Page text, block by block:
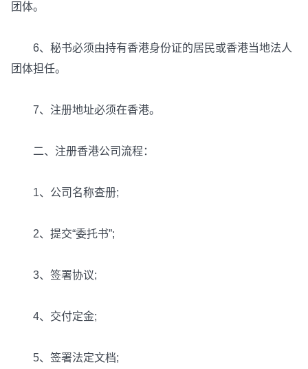
团体。
6、秘书必须由持有香港身份证的居民或香港当地法人
团体担任。
7、注册地址必须在香港。
二、注册香港公司流程：
1、公司名称查册;
2、提交“委托书”;
3、签署协议;
4、交付定金;
5、签署法定文档;